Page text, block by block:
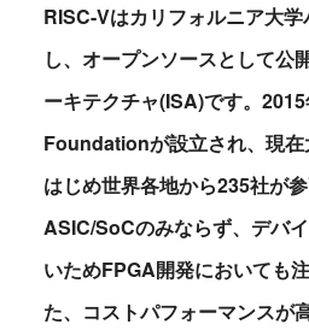
RISC-Vはカリフォルニア大
し、オープンソースとして公
ーキテクチャ(ISA)です。
Foundationが設立され、現
はじめ世界各地から235社が参
ASIC/SoCのみならず、デバ
いためFPGA開発においても
た、コストパフォーマンスが